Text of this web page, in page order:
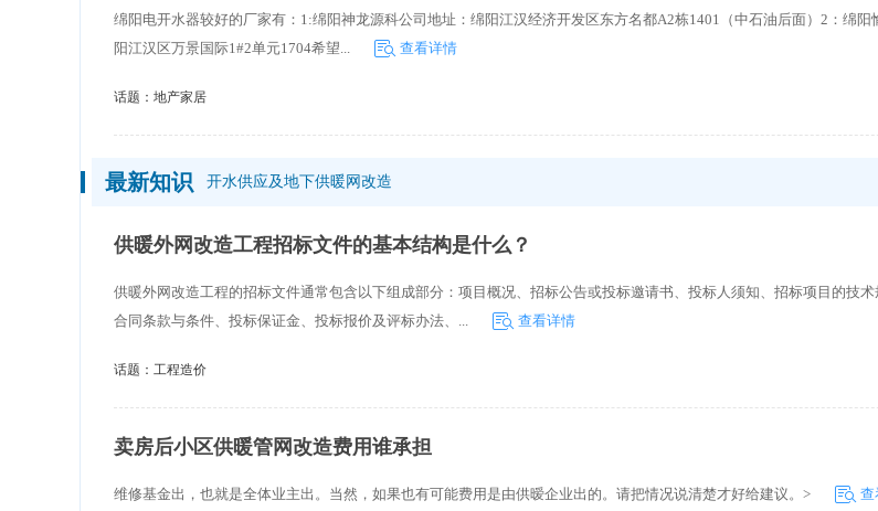
绵阳电开水器较好的厂家有：1:绵阳神龙源科公司地址：绵阳江汉经济开发区东方名都A2栋1401（中石油后面）2：绵阳
阳江汉区万景国际1#2单元1704希望...
查看详情
话题： 地产家居
最新知识 开水供应及地下供暖网改造
供暖外网改造工程招标文件的基本结构是什么？
供暖外网改造工程的招标文件通常包含以下组成部分：项目概况、招标公告或投标邀请书、投标人须知、招标项目的技术
合同条款与条件、投标保证金、投标报价及评标办法、...
查看详情
话题： 工程造价
卖房后小区供暖管网改造费用谁承担
维修基金出，也就是全体业主出。当然，如果也有可能费用是由供暧企业出的。请把情况说清楚才好给建议。> 查